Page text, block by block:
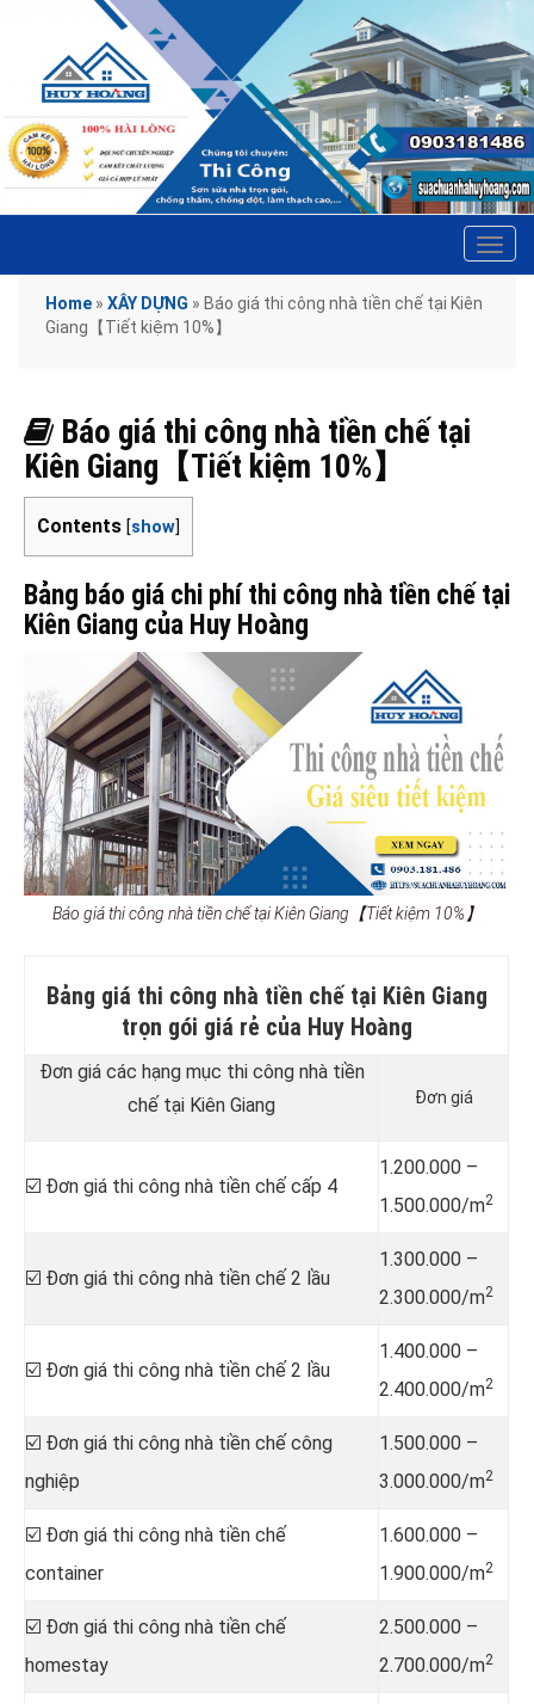
Home » XÂY DỰNG » Báo giá thi công nhà tiền chế tại Kiên
Giang【Tiết kiệm 10%】
Báo giá thi công nhà tiền chế tại
Kiên Giang【Tiết kiệm 10%】
Contents [show]
Bảng báo giá chi phí thi công nhà tiền chế tại
Kiên Giang của Huy Hoàng
Báo giá thi công nhà tiền chế tại Kiên Giang【Tiết kiệm 10%】
Bảng giá thi công nhà tiền chế tại Kiên Giang
trọn gói giá rẻ của Huy Hoàng
Đơn giá các hạng mục thi công nhà tiền
chế tại Kiên Giang
Đơn giá
☑️ Đơn giá thi công nhà tiền chế cấp 4
1.200.000 –
1.500.000/m2
☑️ Đơn giá thi công nhà tiền chế 2 lầu
1.300.000 –
2.300.000/m2
☑️ Đơn giá thi công nhà tiền chế 2 lầu
1.400.000 –
2.400.000/m2
☑️ Đơn giá thi công nhà tiền chế công
nghiệp
1.500.000 –
3.000.000/m2
☑️ Đơn giá thi công nhà tiền chế
container
1.600.000 –
1.900.000/m2
☑️ Đơn giá thi công nhà tiền chế
homestay
2.500.000 –
2.700.000/m2